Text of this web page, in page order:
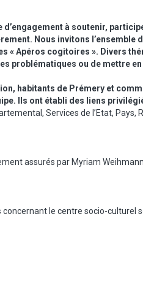
d’engagement à soutenir,
Nous invitons
« Apéros cogitoires ». Divers
problématiques ou de mettre
habitants de Prémery et
Ils ont établi des liens
Services de l’Etat, Pays,
assurés par Myriam
le centre socio-culturel